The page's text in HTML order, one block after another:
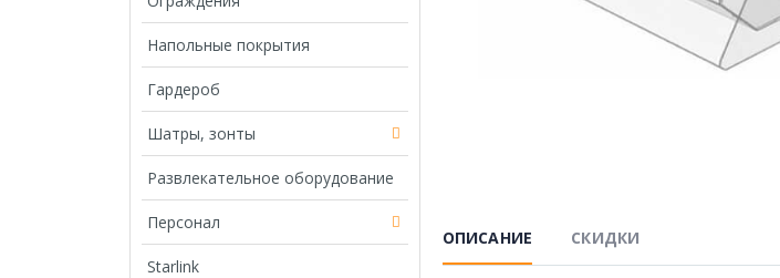
ОПИСАНИЕ СКИДКИ
Напольные покрытия
Гардероб
Шатры, зонты
Развлекательное оборудование
Персонал
Starlink